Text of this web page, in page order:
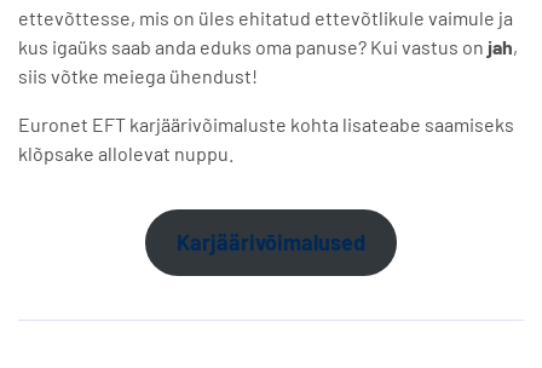
ettevõttesse, mis on üles ehitatud ettevõtlikule vaimule ja
kus igaüks saab anda eduks oma panuse? Kui vastus on jah,
siis võtke meiega ühendust!
Euronet EFT karjäärivõimaluste kohta lisateabe saamiseks
klõpsake allolevat nuppu.
Karjäärivõimalused